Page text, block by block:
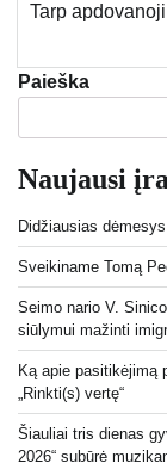
Tarp
Paieška
Naujausi
Didžiausias
Sveikiname Tomą
Seimo nario V.
siūlymui mažinti
Ką apie pasitikėjimą
„Rinkti(s) vertę“
Šiauliai tris dienas
2026“ subūrė